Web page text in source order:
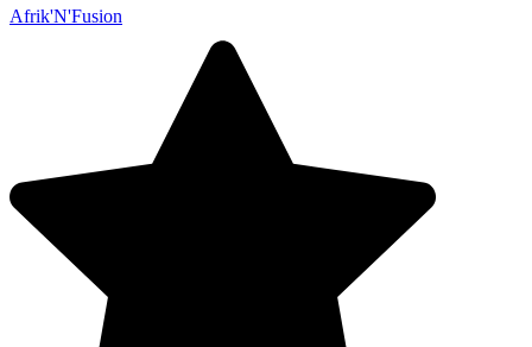
Afrik'N'Fusion